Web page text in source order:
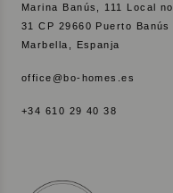
Marina Banús, 111 Local no
31 CP 29660 Puerto Banús
Marbella, Espanja
office@bo-homes.es
+34 610 29 40 38